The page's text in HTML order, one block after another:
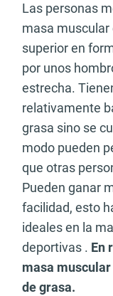
Las personas
masa
superior en
por unos
estrecha.
relativamente
grasa sino se
modo pueden
que otras
Pueden ganar
facilidad, esto
ideales en la
deportivas . En
masa
de grasa.